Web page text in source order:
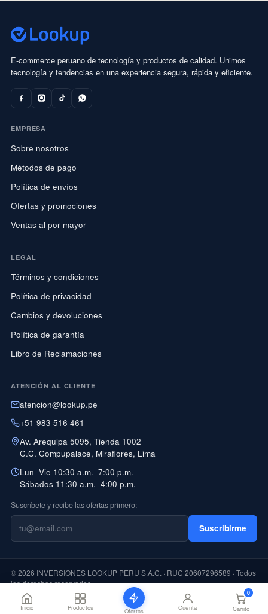
Inicio Productos Ofertas Cuenta
0
Carrito
E-commerce peruano de tecnología y productos de calidad. Unimos
tecnología y tendencias en una experiencia segura, rápida y eficiente.
EMPRESA
Sobre nosotros
Métodos de pago
Política de envíos
Ofertas y promociones
Ventas al por mayor
LEGAL
Términos y condiciones
Política de privacidad
Cambios y devoluciones
Política de garantía
Libro de Reclamaciones
ATENCIÓN AL CLIENTE
atencion@lookup.pe
+51 983 516 461
Av. Arequipa 5095, Tienda 1002
C.C. Compupalace, Miraflores, Lima
Lun–Vie 10:30 a.m.–7:00 p.m.
Sábados 11:30 a.m.–4:00 p.m.
Suscríbete y recibe las ofertas primero:
Suscribirme
© 2026 INVERSIONES LOOKUP PERU S.A.C. · RUC 20607296589 · Todos
los derechos reservados
PAGO CON YAPE DISPONIBLE